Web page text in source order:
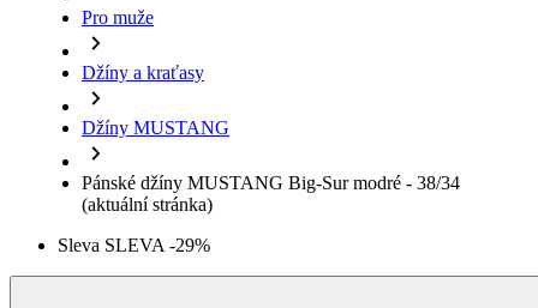
Pánské džíny MUSTANG Big-Sur modré - 38/34
(aktuální stránka)
Sleva SLEVA -29%